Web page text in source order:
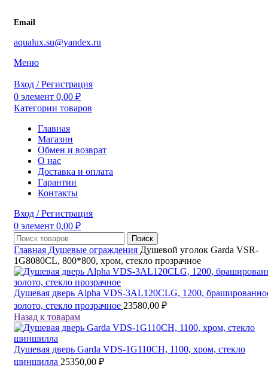
Email
aqualux.su@yandex.ru
Меню
Вход / Регистрация
0 элемент 0,00 ₽
Категории товаров
Главная
Магазин
Обмен и возврат
О нас
Доставка и оплата
Гарантии
Контакты
Вход / Регистрация
0 элемент 0,00 ₽
Поиск
Главная Душевые ограждения Душевой уголок Garda VSR-
1G8080CL, 800*800, хром, стекло прозрачное
Душевая дверь Alpha VDS-3AL120CLG, 1200,
золото, стекло прозрачное 23580,00 ₽
Назад к товарам
Душевая дверь Garda VDS-1G110CH, 1100, хром, стекло
шиншилла 25350,00 ₽